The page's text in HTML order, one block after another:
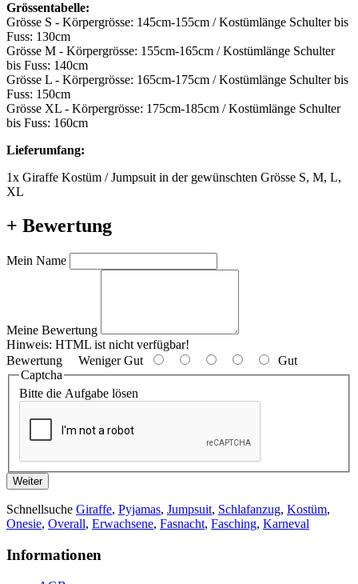
Grössentabelle:
Grösse S - Körpergrösse: 145cm-155cm / Kostümlänge Schulter bis
Fuss: 130cm
Grösse M - Körpergrösse: 155cm-165cm / Kostümlänge Schulter
bis Fuss: 140cm
Grösse L - Körpergrösse: 165cm-175cm / Kostümlänge Schulter bis
Fuss: 150cm
Grösse XL - Körpergrösse: 175cm-185cm / Kostümlänge Schulter
bis Fuss: 160cm
Lieferumfang:
1x Giraffe Kostüm / Jumpsuit in der gewünschten Grösse S, M, L,
XL
+ Bewertung
Mein Name
Meine Bewertung
Hinweis: HTML ist nicht verfügbar!
Bewertung Weniger Gut
Gut
Captcha
Bitte die Aufgabe lösen
Weiter
Schnellsuche Giraffe, Pyjamas, Jumpsuit, Schlafanzug, Kostüm,
Onesie, Overall, Erwachsene, Fasnacht, Fasching, Karneval
Informationen